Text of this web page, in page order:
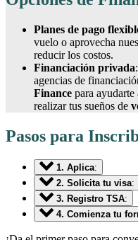
Planes de pago
vuelo o aprovecha
reducir los costos.
Financiación privada
agencias de
Finance para ayudarte
realizar tus sueños de
Pasos para
1. Aplica:
2. Solicita tu visa:
3. Registro TSA:
4. Comienza tu